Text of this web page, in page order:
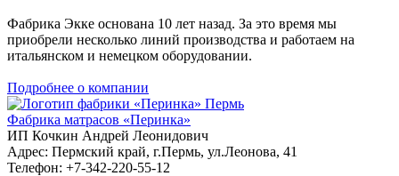
Фабрика Экке основана 10 лет назад. За это время мы
приобрели несколько линий производства и работаем на
итальянском и немецком оборудовании.
Подробнее о компании
Пермь
Фабрика матрасов «Перинка»
ИП Кочкин Андрей Леонидович
Адрес: Пермский край, г.Пермь, ул.Леонова, 41
Телефон: +7-342-220-55-12